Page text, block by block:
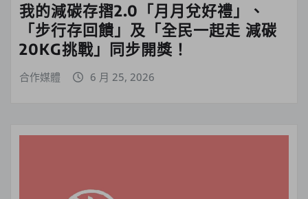
我的減碳存摺2.0「月月兌好禮」、
「步行存回饋」及「全民一起走 減碳
20KG挑戰」同步開獎！
合作媒體 6 月 25, 2026